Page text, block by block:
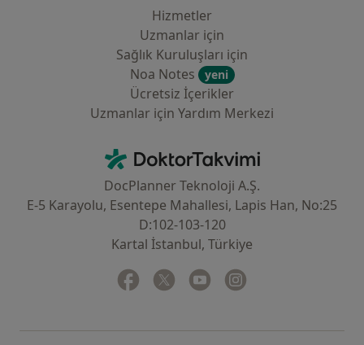
Hizmetler
Uzmanlar için
Sağlık Kuruluşları için
Noa Notes
yeni
Ücretsiz İçerikler
Uzmanlar için Yardım Merkezi
DoktorTakvimi - Ana Sayfa
DocPlanner Teknoloji A.Ş.
E-5 Karayolu, Esentepe Mahallesi, Lapis Han, No:25
D:102-103-120
Kartal İstanbul, Türkiye
Facebook
yeni bir sekmede açılır
Twitter
yeni bir sekmede açılır
Youtube
yeni bir sekmede açılır